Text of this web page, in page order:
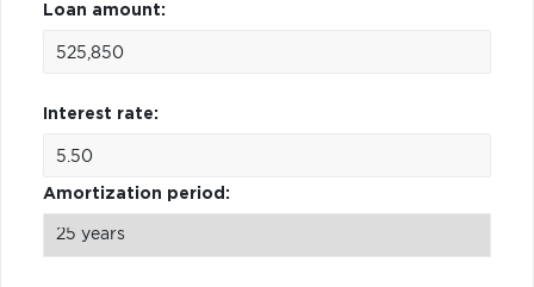
Loan amount:
Interest rate:
Amortization period: